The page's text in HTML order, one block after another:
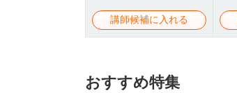
講師候補に入れる
おすすめ特集